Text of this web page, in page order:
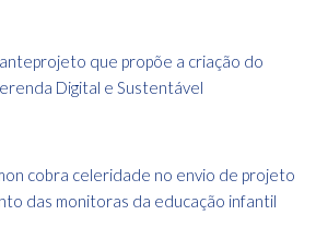
que propõe a criação do
Digital e Sustentável
cobra celeridade no envio de projeto
das monitoras da educação infantil